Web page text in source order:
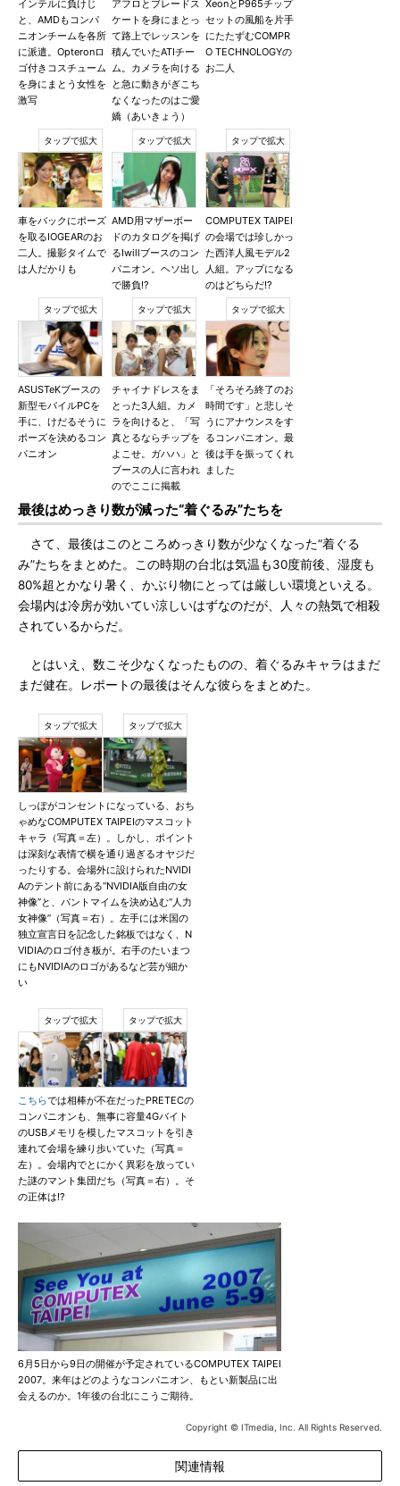
インテルに負けじ
と、AMDもコンパ
ニオンチームを各所
に派遣。Opteronロ
ゴ付きコスチューム
を身にまとう女性を
激写
アフロとブレードス
ケートを身にまとっ
て路上でレッスンを
積んでいたATIチー
ム。カメラを向ける
と急に動きがぎこち
なくなったのはご愛
嬌（あいきょう）
XeonとP965チップ
セットの風船を片手
にたたずむCOMPR
O TECHNOLOGYの
お二人
車をバックにポーズ
を取るIOGEARのお
二人。撮影タイムで
は人だかりも
AMD用マザーボー
ドのカタログを掲げ
るIwillブースのコン
パニオン。ヘソ出し
で勝負!?
COMPUTEX TAIPEI
の会場では珍しかっ
た西洋人風モデル2
人組。アップになる
のはどちらだ!?
ASUSTeKブースの
新型モバイルPCを
手に、けだるそうに
ポーズを決めるコン
パニオン
チャイナドレスをま
とった3人組。カメ
ラを向けると、「写
真とるならチップを
よこせ。ガハハ」と
ブースの人に言われ
のでここに掲載
「そろそろ終了のお
時間です」と悲しそ
うにアナウンスをす
るコンパニオン。最
後は手を振ってくれ
ました
最後はめっきり数が減った“着ぐるみ”たちを
さて、最後はこのところめっきり数が少なくなった“着ぐる
み”たちをまとめた。この時期の台北は気温も30度前後、湿度も
80%超とかなり暑く、かぶり物にとっては厳しい環境といえる。
会場内は冷房が効いてい涼しいはずなのだが、人々の熱気で相殺
されているからだ。
とはいえ、数こそ少なくなったものの、着ぐるみキャラはまだ
まだ健在。レポートの最後はそんな彼らをまとめた。
しっぽがコンセントになっている、おち
ゃめなCOMPUTEX TAIPEIのマスコット
キャラ（写真＝左）。しかし、ポイント
は深刻な表情で横を通り過ぎるオヤジだ
ったりする。会場外に設けられたNVIDI
Aのテント前にある“NVIDIA版自由の女
神像”と、パントマイムを決め込む“人力
女神像”（写真＝右）。左手には米国の
独立宣言日を記念した銘板ではなく、N
VIDIAのロゴ付き板が。右手のたいまつ
にもNVIDIAのロゴがあるなど芸が細か
い
こちらでは相棒が不在だったPRETECの
コンパニオンも、無事に容量4Gバイト
のUSBメモリを模したマスコットを引き
連れて会場を練り歩いていた（写真＝
左）。会場内でとにかく異彩を放ってい
た謎のマント集団だち（写真＝右）。そ
の正体は!?
6月5日から9日の開催が予定されているCOMPUTEX TAIPEI
2007。来年はどのようなコンパニオン、もとい新製品に出
会えるのか。1年後の台北にこうご期待。
Copyright © ITmedia, Inc. All Rights Reserved.
関連情報